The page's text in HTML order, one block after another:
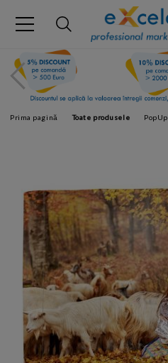
Prima pagină Toate produsele PopUp